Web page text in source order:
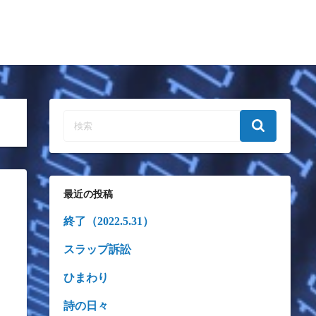
最近の投稿
終了（2022.5.31）
スラップ訴訟
ひまわり
詩の日々